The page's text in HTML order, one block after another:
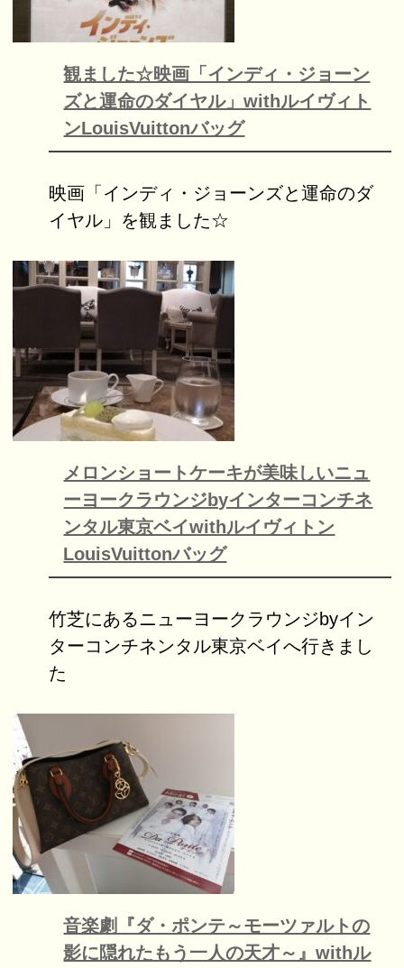
観ました☆映画「インディ・ジョーン
ズと運命のダイヤル」withルイヴィト
ンLouisVuittonバッグ
映画「インディ・ジョーンズと運命のダ
イヤル」を観ました☆
メロンショートケーキが美味しいニュ
ーヨークラウンジbyインターコンチネ
ンタル東京ベイwithルイヴィトン
LouisVuittonバッグ
竹芝にあるニューヨークラウンジbyイン
ターコンチネンタル東京ベイへ行きまし
た
音楽劇『ダ・ポンテ～モーツァルトの
影に隠れたもう一人の天才～』withル